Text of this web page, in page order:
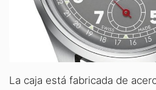
La caja está fabricada de